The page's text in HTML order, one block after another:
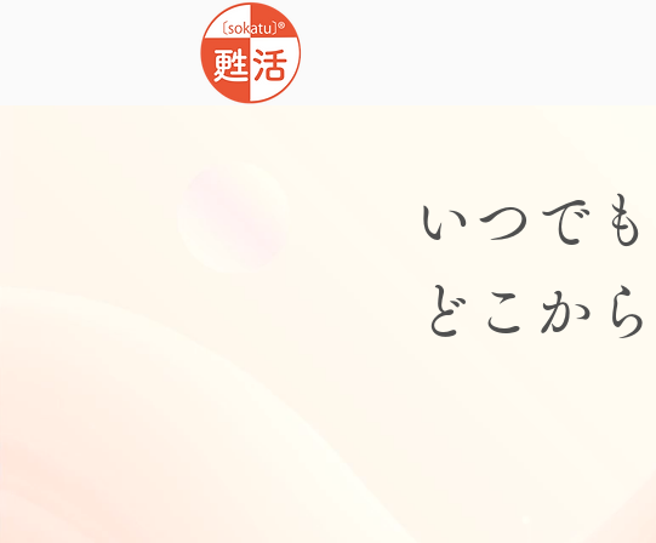
いつで
どこか